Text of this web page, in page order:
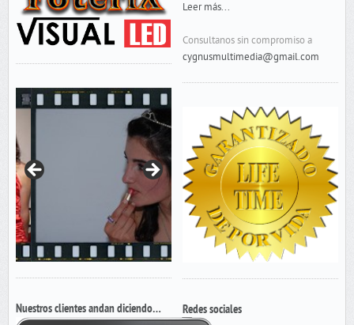
Nuestros clientes andan diciendo…
Leer más...
Consultanos sin compromiso a
cygnusmultimedia@gmail.com
Redes sociales